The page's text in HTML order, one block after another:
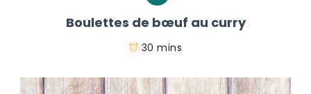
Boulettes de bœuf au curry
30 mins